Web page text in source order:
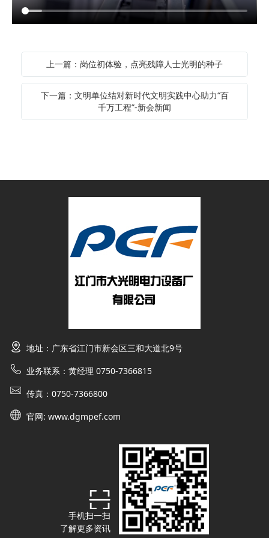
上一篇：岗位初体验，点亮残障人士光明的种子
下一篇：文明单位结对新时代文明实践中心助力“百
千万工程”-新会新闻
地址：广东省江门市新会区三和大道北9号
业务联系：黄经理 0750-7366815
传真： 0750-7366800
官网: www.dgmpef.com
手机扫一扫
了解更多资讯